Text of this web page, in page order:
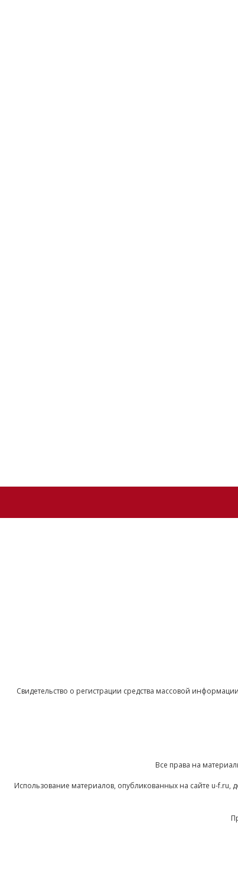
Свидетельство о регистрации средства массовой
Все права на
Использование материалов, опубликованных на сайте u-f.ru,